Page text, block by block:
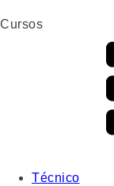
Cursos
Técnico